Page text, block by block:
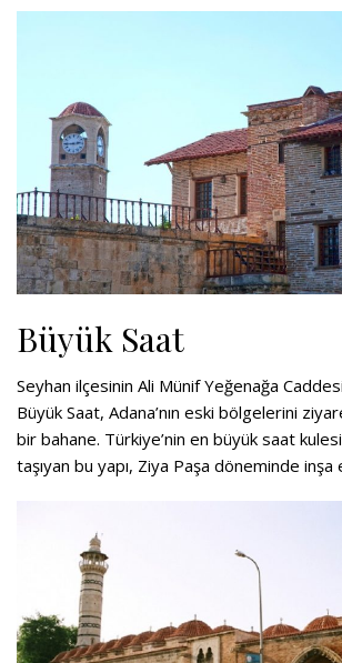
Büyük Saat
Seyhan ilçesinin Ali Münif Yeğenağa
Büyük Saat, Adana’nın eski bölgelerini
bir bahane. Türkiye’nin en büyük saat
taşıyan bu yapı, Ziya Paşa döneminde inşa